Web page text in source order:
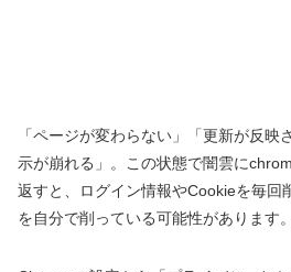
「ページが変わらない」「更新が反
示が崩れる」。この状態で闇雲に
返すと、ログイン情報やCookieを毎回
を自分で削っている可能性があります。